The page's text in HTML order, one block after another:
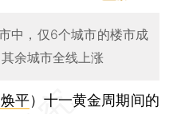
中，仅6个城市的楼市成
余城市全线上涨
平） 十一黄金周期间的